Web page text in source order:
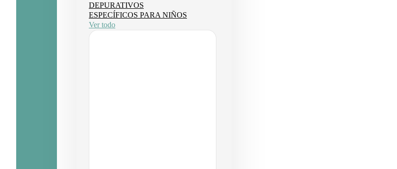
DEPURATIVOS
ESPECÍFICOS PARA NIÑOS
Ver todo